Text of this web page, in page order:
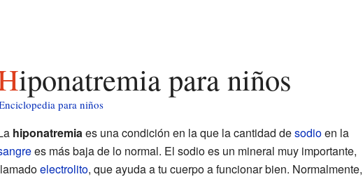
Hiponatremia para niños
para niños
hiponatremiaes una condición en la que la cantidad desodioen la
es más baja de lo normal. El sodio es un mineral muy importante,
electrolito, que ayuda a tu cuerpo a funcionar bien. Normalmente,